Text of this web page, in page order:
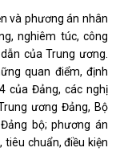
và phương án nhân
nghiêm túc, công
của Trung ương.
quan điểm, định
của Đảng, các nghị
ương Đảng, Bộ
bộ; phương án
chuẩn, điều kiện